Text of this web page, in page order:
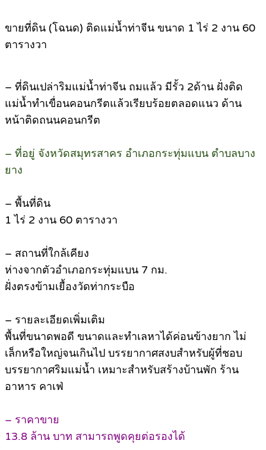
ขายที่ดิน (โฉนด) ติดแม่น้ำท่าจีน ขนาด 1 ไร่ 2 งาน 60
ตารางวา
– ที่ดินเปล่าริมแม่น้ำท่าจีน ถมแล้ว มีรั้ว 2ด้าน ฝั่งติด
แม่น้ำทำเขื่อนคอนกรีตแล้วเรียบร้อยตลอดแนว ด้าน
หน้าติดถนนคอนกรีต
– ที่อยู่ จังหวัดสมุทรสาคร อำเภอกระทุ่มแบน ตำบลบาง
ยาง
– พื้นที่ดิน
1 ไร่ 2 งาน 60 ตารางวา
– สถานที่ใกล้เคียง
ห่างจากตัวอำเภอกระทุ่มแบน 7 กม.
ฝั่งตรงข้ามเยื้องวัดท่ากระบือ
– รายละเอียดเพิ่มเติม
พื้นที่ขนาดพอดี ขนาดและทำเลหาได้ค่อนข้างยาก ไม่
เล็กหรือใหญ่จนเกินไป บรรยากาศสงบสำหรับผู้ที่ชอบ
บรรยากาศริมแม่น้ำ เหมาะสำหรับสร้างบ้านพัก ร้าน
อาหาร คาเฟ่
– ราคาขาย
13.8 ล้าน บาท สามารถพูดคุยต่อรองได้